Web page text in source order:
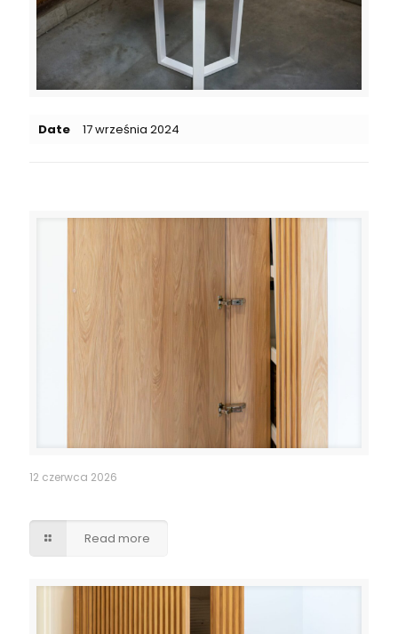
Date 17 września 2024
12 czerwca 2026
Read more